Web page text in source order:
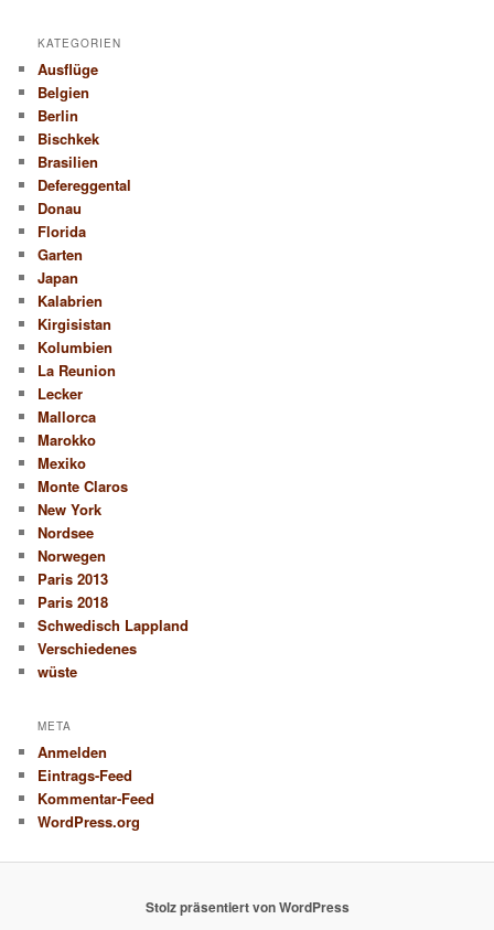
KATEGORIEN
Ausflüge
Belgien
Berlin
Bischkek
Brasilien
Defereggental
Donau
Florida
Garten
Japan
Kalabrien
Kirgisistan
Kolumbien
La Reunion
Lecker
Mallorca
Marokko
Mexiko
Monte Claros
New York
Nordsee
Norwegen
Paris 2013
Paris 2018
Schwedisch Lappland
Verschiedenes
wüste
META
Anmelden
Eintrags-Feed
Kommentar-Feed
WordPress.org
Stolz präsentiert von WordPress